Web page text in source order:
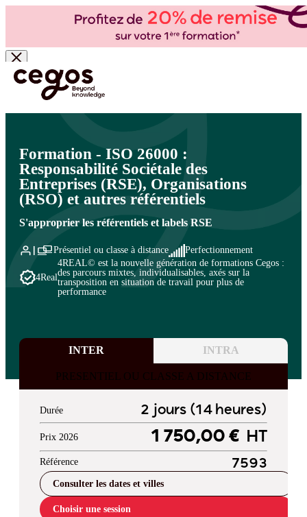
Skip to main content
Vous êtes ici : Accueil >Cegos, organisme de formation à Paris et en régions
Développement Durable>
normes RSE
Formation - ISO 26000 :
Responsabilité Sociétale des
Entreprises (RSE), Organisations
(RSO) et autres référentiels
S'approprier les référentiels et labels RSE
Présentiel ou classe à distance Perfectionnement
4Real
4REAL© est la nouvelle génération de formations Cegos :
des parcours mixtes, individualisables, axés sur la
transposition en situation de travail pour plus de
performance
INTER INTRA
PRESENTIEL OU CLASSE A DISTANCE
Durée 2 jours (14 heures)
Prix 2026 1 750,00 € HT
Référence 7593
Consulter les dates et villes
Choisir une session